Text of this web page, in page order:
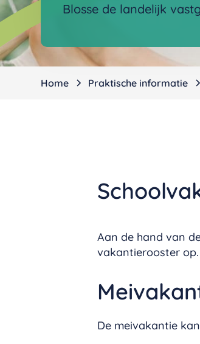
Blosse de landelijk
Home Praktische informatie
Aan de hand van
vakantierooster op.
De meivakantie